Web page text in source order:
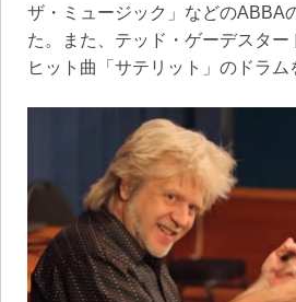
ザ・ミュージック」などのABBA
た。また、テッド・ゲーデスタ
ヒット曲「サテリット」のドラム